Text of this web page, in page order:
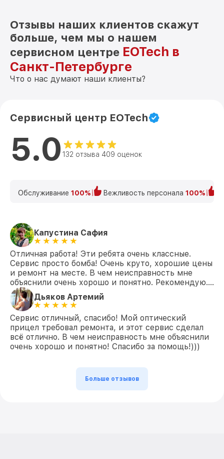
Отзывы наших клиентов скажут
больше, чем мы о нашем
сервисном центре EOTech в
Санкт-Петербурге
Что о нас думают наши клиенты?
Сервисный центр EOTech
5.0 132 отзыва 409 оценок
Обслуживание 100% Вежливость персонала 100%
Капустина Сафия
Отличная работа! Эти ребята очень классные.
Сервис просто бомба! Очень круто, хорошие цены
и ремонт на месте. В чем неисправность мне
объяснили очень хорошо и понятно. Рекомендую….
Дьяков Артемий
Сервис отличный, спасибо! Мой оптический
прицел требовал ремонта, и этот сервис сделал
всё отлично. В чем неисправность мне объяснили
очень хорошо и понятно! Спасибо за помощь!)))
Больше отзывов